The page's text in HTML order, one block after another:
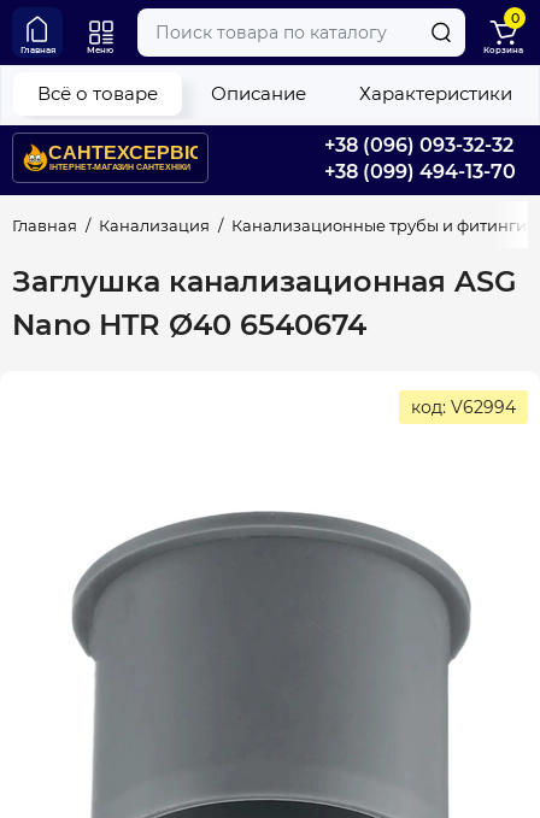
+38 (096) 093-32-32
+38 (099) 494-13-70
Главная Меню
0
Корзина
Главная Канализация Канализационные трубы и фитинги
Заглушка канализационная ASG
Nano HTR Ø40 6540674
Всё о товаре Описание Характеристики
код: V62994